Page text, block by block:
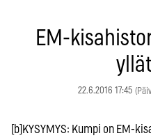
EM-
22.6.2016 17:45
[b]KYSYMYS: Kumpi on EM-